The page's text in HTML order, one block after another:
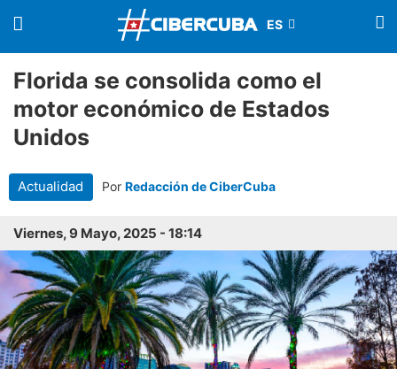
Florida se consolida como el
motor económico de Estados
Unidos
Actualidad Por Redacción de CiberCuba
Viernes, 9 Mayo, 2025 - 18:14